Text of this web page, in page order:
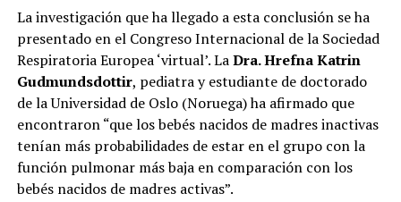
La investigación que ha llegado a esta conclusión se ha
presentado en el Congreso Internacional de la Sociedad
Respiratoria Europea ‘virtual’. LaDra. Hrefna Katrin
Gudmundsdottir, pediatra y estudiante de doctorado
de la Universidad de Oslo (Noruega) ha afirmado que
encontraron “que los bebés nacidos de madres inactivas
tenían más probabilidades de estar en el grupo con la
función pulmonar más baja en comparación con los
bebés nacidos de madres activas”.